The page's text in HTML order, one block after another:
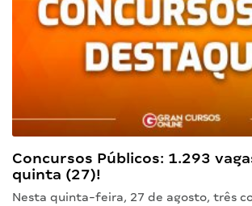
Concursos Públicos: 1.293
quinta (27)!
Nesta quinta-feira, 27 de agosto, três